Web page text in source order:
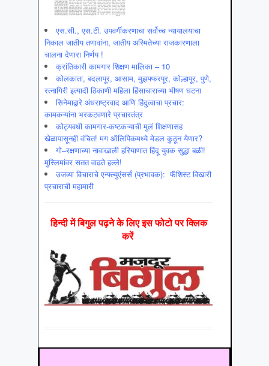
एस.सी., एस.टी. उपवर्गीकरणाचा सर्वोच्च न्यायालयाचा
निकाल जातीय तणावांना, जातीय अस्मितेच्या राजकारणाला
चालना देणारा निर्णय !
क्रांतिकारी कामगार शिक्षण मालिका – 10
कोलकाता, बदलापूर, आसाम, मुझफ्फरपूर, कोल्हापूर, पुणे,
रत्नागिरी इत्यादी ठिकाणी महिला हिंसाचाराच्या भीषण घटना
सिनेमाद्वारे अंधराष्ट्रवाद आणि हिंदुत्वाचा प्रचार:
कामकऱ्यांना भरकटवणारे प्रचारतंत्र
कोट्यवधी कामगार-कष्टकऱ्याची मुलं शिक्षणासह
खेळापासूनही वंचित! मग ऑलिपिकमध्ये मेडल कुठून येणार?
गो–रक्षणाच्या नावाखाली हरियाणात हिंदू युवक सुद्धा बळी!
मुस्लिमांवर सतत वाढते हल्ले!
उजव्या विचाराचे एन्फ्ल्युएंसर्स (प्रभावक): फॅशिस्ट विखारी
प्रचाराची महामारी
हिन्‍दी में बिगुल पढ़ने के लिए इस फोटो पर क्लिक
करें